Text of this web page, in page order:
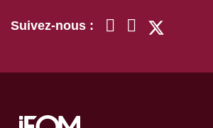
Suivez-nous :